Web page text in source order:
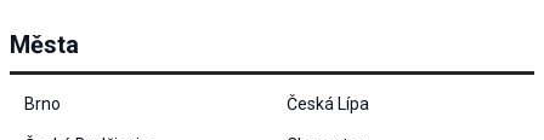
Města
Brno Česká Lípa